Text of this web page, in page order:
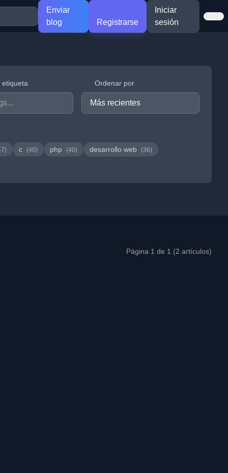
Enviar
blog
Registrarse
Iniciar
sesión
Ordenar por
c (40) php (40) desarrollo web (36)
Página 1 de 1 (2 artículos)